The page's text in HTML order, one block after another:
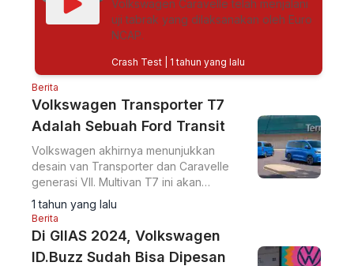
Volkswagen Caravelle telah menjalani
uji tabrak yang dilaksanakan oleh Euro
NCAP.
Crash Test| 1 tahun yang lalu
Berita
Volkswagen Transporter T7
Adalah Sebuah Ford Transit
Volkswagen akhirnya menunjukkan
desain van Transporter dan Caravelle
generasi VII. Multivan T7 ini akan
menggunakan platform yang sama
dengan Ford Transit
1 tahun yang lalu
Berita
Di GIIAS 2024, Volkswagen
ID.Buzz Sudah Bisa Dipesan